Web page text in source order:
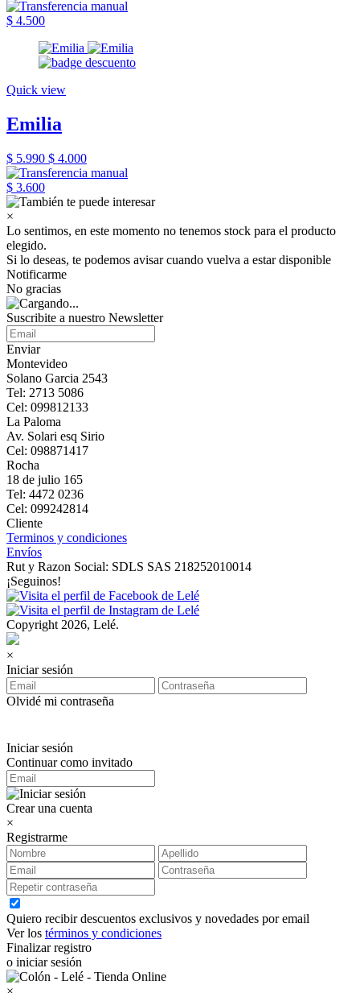
$ 4.500
Quick view
Emilia
$ 5.990 $ 4.000
$ 3.600
×
Lo sentimos, en este momento no tenemos stock para el producto
elegido.
Si lo deseas, te podemos avisar cuando vuelva a estar disponible
Notificarme
No gracias
Suscribite a nuestro Newsletter
Enviar
Montevideo
Solano Garcia 2543
Tel: 2713 5086
Cel: 099812133
La Paloma
Av. Solari esq Sirio
Cel: 098871417
Rocha
18 de julio 165
Tel: 4472 0236
Cel: 099242814
Cliente
Terminos y condiciones
Envíos
Rut y Razon Social: SDLS SAS 218252010014
¡Seguinos!
Copyright 2026, Lelé.
×
Iniciar sesión
Olvidé mi contraseña
Iniciar sesión
Continuar como invitado
Crear una cuenta
×
Registrarme
Quiero recibir descuentos exclusivos y novedades por email
Ver los términos y condiciones
Finalizar registro
o iniciar sesión